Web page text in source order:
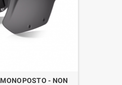
- NON